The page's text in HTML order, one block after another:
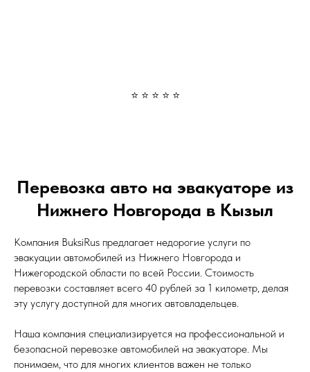
⭐ ⭐ ⭐ ⭐ ⭐
Перевозка авто на эвакуаторе из
Нижнего Новгорода в Кызыл
Компания BuksiRus предлагает недорогие услуги по
эвакуации автомобилей из Нижнего Новгорода и
Нижегородской области по всей России. Стоимость
перевозки составляет всего 40 рублей за 1 километр, делая
эту услугу доступной для многих автовладельцев.
Наша компания специализируется на профессиональной и
безопасной перевозке автомобилей на эвакуаторе. Мы
понимаем, что для многих клиентов важен не только